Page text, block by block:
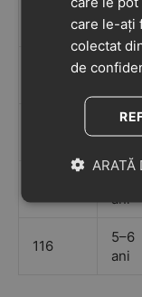
luni
2–3
3–4
ani
ani
116
5–6
ani
care le-ați
colectat
de
ARATĂ